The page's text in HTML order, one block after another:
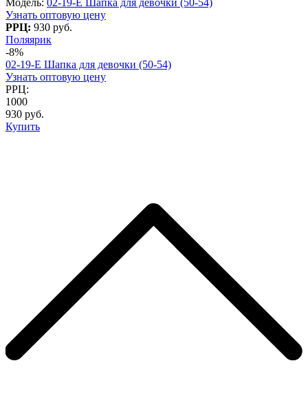
Узнать оптовую цену
РРЦ: 930 руб.
Поляярик
-8%
02-19-E Шапка для девочки (50-54)
Узнать оптовую цену
РРЦ:
1000
930 руб.
Купить